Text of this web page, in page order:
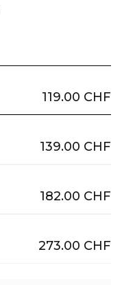
119.00 CHF
139.00 CHF
182.00 CHF
273.00 CHF